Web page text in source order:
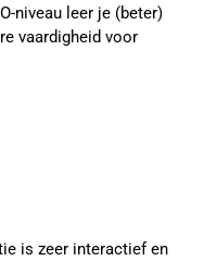
niveau leer je (beter)
vaardigheid voor
is zeer interactief en